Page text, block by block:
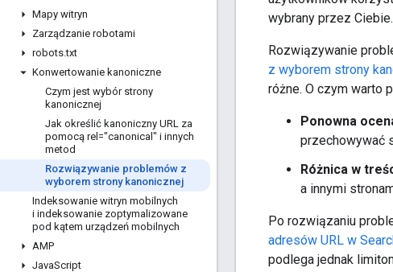
Mapy witryn
Zarządzanie robotami
robots.txt
Konwertowanie kanoniczne
Czym jest wybór strony
kanonicznej
Jak określić kanoniczny URL za
pomocą rel="canonical" i innych
metod
Rozwiązywanie problemów z
wyborem strony kanonicznej
Indeksowanie witryn mobilnych
i indeksowanie zoptymalizowane
pod kątem urządzeń mobilnych
AMP
JavaScript
wybrany przez Ciebie.
Rozwiązywanie
z wyborem strony
różne. O czym warto
Ponowna
przechowywać
Różnica w
a innymi
Po rozwiązaniu
adresów URL w
podlega jednak